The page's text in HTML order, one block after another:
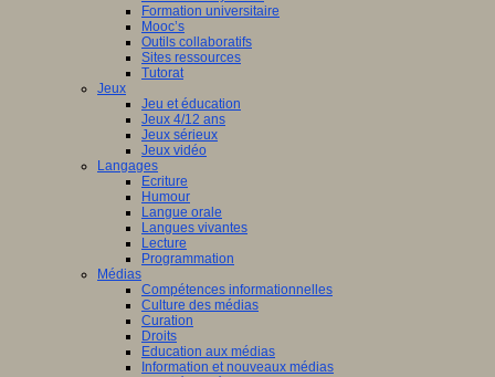
Formation universitaire
Mooc’s
Outils collaboratifs
Sites ressources
Tutorat
Jeux
Jeu et éducation
Jeux 4/12 ans
Jeux sérieux
Jeux vidéo
Langages
Ecriture
Humour
Langue orale
Langues vivantes
Lecture
Programmation
Médias
Compétences informationnelles
Culture des médias
Curation
Droits
Education aux médias
Information et nouveaux médias